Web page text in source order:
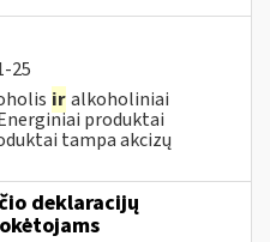
25
iralkoholiniai
produktai
tampa akcizų
deklaracijų